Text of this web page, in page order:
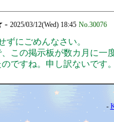
- 2025/03/12(Wed) 18:45 No.30076
ずにごめんなさい。
この掲示板が数カ月に一
ですね。申し訳ないです
-